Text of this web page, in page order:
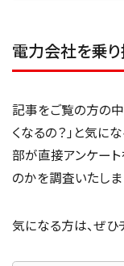
電力会社を乗
記事をご覧の方の
くなるの？」と気に
部が直接アンケー
のかを調査いたしま
気になる方は、ぜひ